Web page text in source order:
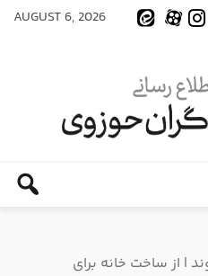
AUGUST 6, 2026
| از ساخت خانه برای